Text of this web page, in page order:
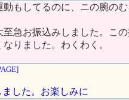
もしてるのに、ニの腕の
至急お振込みしました。こ
りました。わくわく。
した。お楽しみに